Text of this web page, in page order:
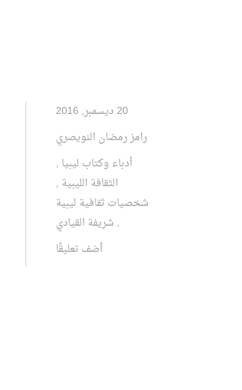
20 ديسمبر, 2016
رامز رمضان النويصري
أدباء وكتاب ليبيا ,
الثقافة الليبية ,
شخصيات ثقافية ليبية
, شريفة القيادي
أضف تعليقًا